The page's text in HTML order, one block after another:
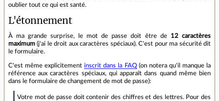
oublier tout ce qui est santé.
L'étonnement
À ma grande surprise, le mot de passe doit être de 12 caractères
maximum (j'ai le droit aux caractères spéciaux). C'est pour ma sécurité dit
le formulaire.
C'est même explicitementinscrit dans la FAQ(on notera qu'il manque la
référence aux caractères spéciaux, qui apparaît dans quand même bien
dans le formulaire de changement de mot de passe):
Votre mot de passe doit contenir des chiffres et des lettres. Pour des